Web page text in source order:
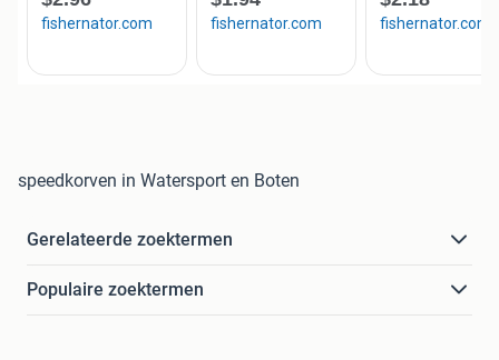
speedkorven in Watersport en Boten
Gerelateerde zoektermen
Populaire zoektermen